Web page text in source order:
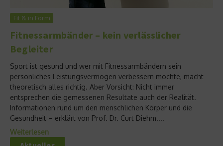
Fit & in Form
Fitnessarmbänder – kein verlässlicher
Begleiter
Sport ist gesund und wer mit Fitnessarmbändern sein
persönliches Leistungsvermögen verbessern möchte, macht
theoretisch alles richtig. Aber Vorsicht: Nicht immer
entsprechen die gemessenen Resultate auch der Realität.
Informationen rund um den menschlichen Körper und die
Gesundheit – erklärt von Prof. Dr. Curt Diehm....
Weiterlesen